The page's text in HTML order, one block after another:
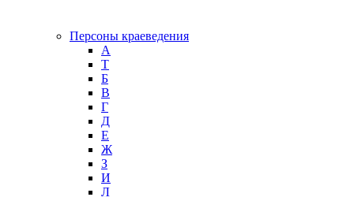
Персоны краеведения
А
T
Б
В
Г
Д
Е
Ж
З
И
Л